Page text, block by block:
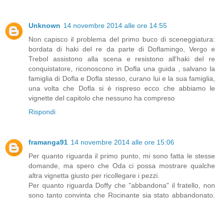
Unknown 14 novembre 2014 alle ore 14:55
Non capisco il problema del primo buco di sceneggiatura:
bordata di haki del re da parte di Doflamingo, Vergo e
Trebol assistono alla scena e resistono all'haki del re
conquistatore, riconoscono in Dofla una guida , salvano la
famiglia di Dofla e Dofla stesso, curano lui e la sua famiglia,
una volta che Dofla si è rispreso ecco che abbiamo le
vignette del capitolo che nessuno ha compreso
Rispondi
framanga91 14 novembre 2014 alle ore 15:06
Per quanto riguarda il primo punto, mi sono fatta le stesse
domande, ma spero che Oda ci possa mostrare qualche
altra vignetta giusto per ricollegare i pezzi.
Per quanto riguarda Doffy che "abbandona" il fratello, non
sono tanto convinta che Rocinante sia stato abbandonato.